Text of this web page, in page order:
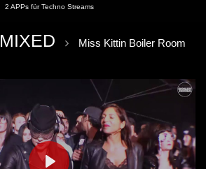
2 APPs für Techno Streams
MIXED
Miss Kittin Boiler Room